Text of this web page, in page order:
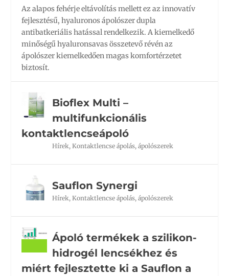
Az alapos fehérje eltávolítás mellett ez az innovatív
fejlesztésű, hyaluronos ápolószer dupla
antibatkeriális hatással rendelkezik. A kiemelkedő
minőségű hyaluronsavas összetevő révén az
ápolószer kiemelkedően magas komfortérzetet
biztosít.
Bioflex Multi –
multifunkcionális
kontaktlencseápoló
Hírek,Kontaktlencse ápolás, ápolószerek
Sauflon Synergi
Hírek,Kontaktlencse ápolás, ápolószerek
Ápoló termékek a szilikon-
hidrogél lencsékhez és
miért fejlesztette ki a Sauflon a